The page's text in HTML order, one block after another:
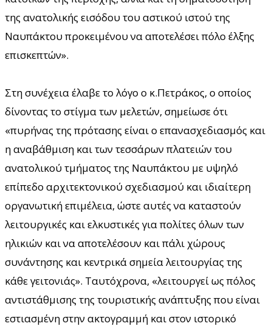
της ανατολικής εισόδου του αστικού ιστού της
Ναυπάκτου προκειμένου να αποτελέσει πόλο έλξης
επισκεπτών».
Στη συνέχεια έλαβε το λόγο ο κ.Πετράκος, ο οποίος
δίνοντας το στίγμα των μελετών, σημείωσε ότι
«πυρήνας της πρότασης είναι ο επανασχεδιασμός και
η αναβάθμιση και των τεσσάρων πλατειών του
ανατολικού τμήματος της Ναυπάκτου με υψηλό
επίπεδο αρχιτεκτονικού σχεδιασμού και ιδιαίτερη
οργανωτική επιμέλεια, ώστε αυτές να καταστούν
λειτουργικές και ελκυστικές για πολίτες όλων των
ηλικιών και να αποτελέσουν και πάλι χώρους
συνάντησης και κεντρικά σημεία λειτουργίας της
κάθε γειτονιάς». Ταυτόχρονα, «λειτουργεί ως πόλος
αντιστάθμισης της τουριστικής ανάπτυξης που είναι
εστιασμένη στην ακτογραμμή και στον ιστορικό